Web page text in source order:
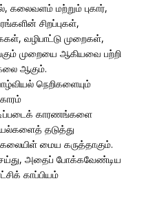
கலைவளம் மற்றும் புகார்,
சிறப்புகள்,
வழிபாட்டு முறைகள்,
முறையை ஆகியவை பற்றி
ஆகும்.
நெறிகளையும்
காரணங்களை
தடுத்து
மைய கருத்தாகும்.
அதைப் போக்கவேண்டிய
காப்பியம்